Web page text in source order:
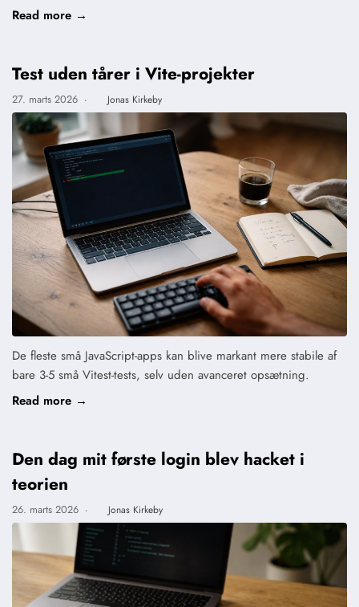
Read more →
Test uden tårer i Vite-projekter
27. marts 2026 · Jonas Kirkeby
De fleste små JavaScript-apps kan blive markant mere stabile af
bare 3-5 små Vitest-tests, selv uden avanceret opsætning.
Read more →
Den dag mit første login blev hacket i
teorien
26. marts 2026 · Jonas Kirkeby